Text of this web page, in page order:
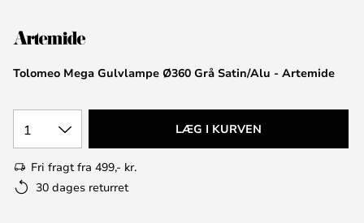
Tolomeo Mega Gulvlampe Ø360 Grå Satin/Alu - Artemide
1 LÆG I KURVEN
Fri fragt fra 499,- kr.
30 dages returret